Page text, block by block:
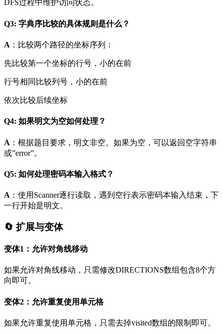
DFS过程中维护访问状态。
Q3: 字典序比较的具体规则是什么？
A ：比较两个路径的坐标序列：
先比较第一个坐标的行号，小的在前
行号相同比较列号，小的在前
依次比较后续坐标
Q4: 如果明文为空如何处理？
A ：根据题目要求，明文非空。如果为空，可以返回空字符串
或”error”。
Q5: 如何处理密码本输入格式？
A ：使用Scanner逐行读取，遇到空行表示密码本输入结束，下
一行开始是明文。
🔄 扩展与变体
变体1：允许对角线移动
如果允许对角线移动，只需修改DIRECTIONS数组包含8个方
向即可。
变体2：允许重复使用单元格
如果允许重复使用单元格，只需去掉visited数组的限制即可。